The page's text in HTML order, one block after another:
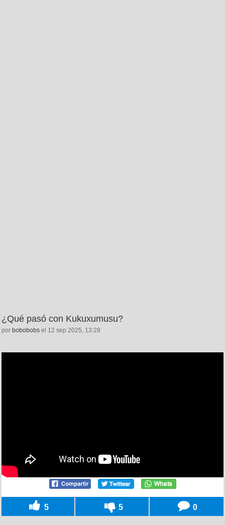
¿Qué pasó con Kukuxumusu?
por bobobobs el 12 sep 2025, 13:28
5 5 0